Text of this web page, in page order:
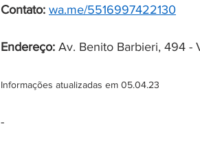
Contato: wa.me/5516997422130
Endereço: Av. Benito Barbieri, 494 -
Informações atualizadas em 05.04.23
-